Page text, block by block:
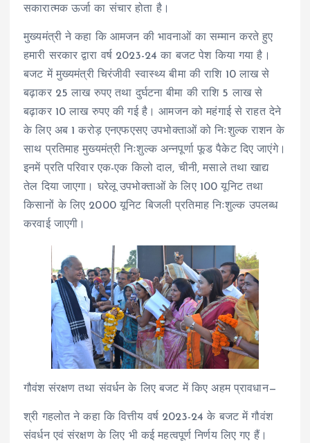
सकारात्मक ऊर्जा का संचार होता है।
मुख्यमंत्री ने कहा कि आमजन की भावनाओं का सम्मान करते हुए
हमारी सरकार द्वारा वर्ष 2023-24 का बजट पेश किया गया है।
बजट में मुख्यमंत्री चिरंजीवी स्वास्थ्य बीमा की राशि 10 लाख से
बढ़ाकर 25 लाख रुपए तथा दुर्घटना बीमा की राशि 5 लाख से
बढ़ाकर 10 लाख रुपए की गई है। आमजन को महंगाई से राहत देने
के लिए अब 1 करोड़ एनएफएसए उपभोक्ताओं को निःशुल्क राशन के
साथ प्रतिमाह मुख्यमंत्री निःशुल्क अन्नपूर्णा फूड पैकेट दिए जाएंगे।
इनमें प्रति परिवार एक-एक किलो दाल, चीनी, मसाले तथा खाद्य
तेल दिया जाएगा। घरेलू उपभोक्ताओं के लिए 100 यूनिट तथा
किसानों के लिए 2000 यूनिट बिजली प्रतिमाह निःशुल्क उपलब्ध
करवाई जाएगी।
गौवंश संरक्षण तथा संवर्धन के लिए बजट में किए अहम प्रावधान—
श्री गहलोत ने कहा कि वित्तीय वर्ष 2023-24 के बजट में गौवंश
संवर्धन एवं संरक्षण के लिए भी कई महत्वपूर्ण निर्णय लिए गए हैं।